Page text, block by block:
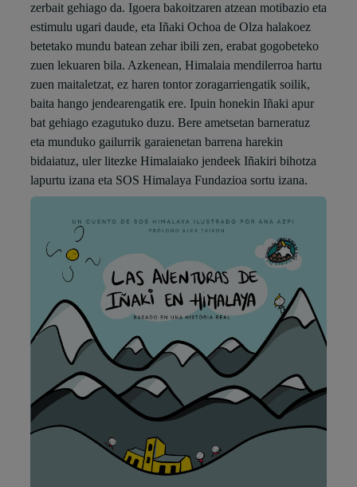
zerbait gehiago da. Igoera bakoitzaren atzean motibazio eta
estimulu ugari daude, eta Iñaki Ochoa de Olza halakoez
betetako mundu batean zehar ibili zen, erabat gogobeteko
zuen lekuaren bila. Azkenean, Himalaia mendilerroa hartu
zuen maitaletzat, ez haren tontor zoragarriengatik soilik,
baita hango jendearengatik ere. Ipuin honekin Iñaki apur
bat gehiago ezagutuko duzu. Bere ametsetan barneratuz
eta munduko gailurrik garaienetan barrena harekin
bidaiatuz, uler litezke Himalaiako jendeek Iñakiri bihotza
lapurtu izana eta SOS Himalaya Fundazioa sortu izana.